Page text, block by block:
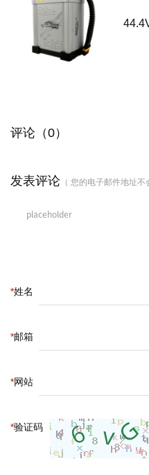
评论（0）
发表评论 （ 您的电子邮件地址
*姓名
*邮箱
*网站
*验证码